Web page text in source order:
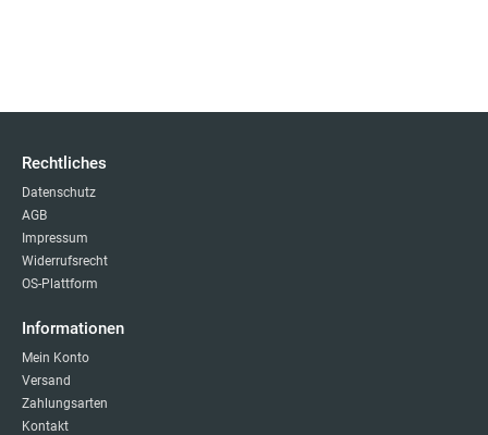
Rechtliches
Datenschutz
AGB
Impressum
Widerrufsrecht
OS-Plattform
Informationen
Mein Konto
Versand
Zahlungsarten
Kontakt